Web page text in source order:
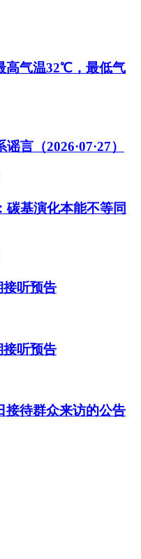
高气温32℃，最低气
言（2026·07·27）
碳基演化本能不等同
接听预告
接听预告
接待群众来访的公告